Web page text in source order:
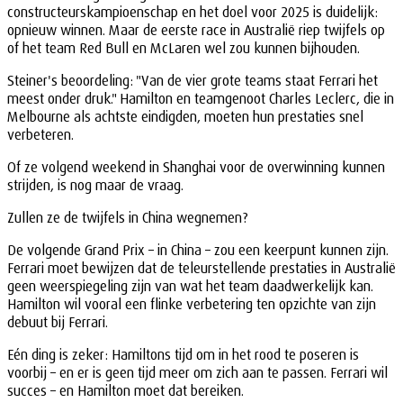
constructeurskampioenschap en het doel voor 2025 is duidelijk:
opnieuw winnen. Maar de eerste race in Australië riep twijfels op
of het team Red Bull en McLaren wel zou kunnen bijhouden.
Steiner's beoordeling: "Van de vier grote teams staat Ferrari het
meest onder druk." Hamilton en teamgenoot Charles Leclerc, die in
Melbourne als achtste eindigden, moeten hun prestaties snel
verbeteren.
Of ze volgend weekend in Shanghai voor de overwinning kunnen
strijden, is nog maar de vraag.
Zullen ze de twijfels in China wegnemen?
De volgende Grand Prix – in China – zou een keerpunt kunnen zijn.
Ferrari moet bewijzen dat de teleurstellende prestaties in Australië
geen weerspiegeling zijn van wat het team daadwerkelijk kan.
Hamilton wil vooral een flinke verbetering ten opzichte van zijn
debuut bij Ferrari.
Eén ding is zeker: Hamiltons tijd om in het rood te poseren is
voorbij – en er is geen tijd meer om zich aan te passen. Ferrari wil
succes – en Hamilton moet dat bereiken.